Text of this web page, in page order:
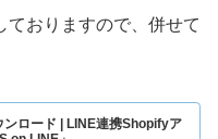
ておりますので、併せて
ンロード | LINE連携Shopifyア